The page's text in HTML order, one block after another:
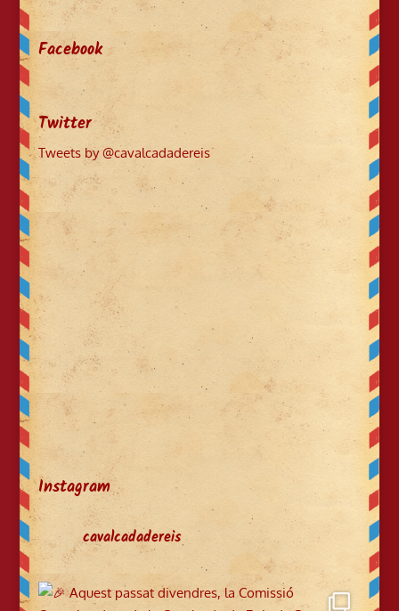
Facebook
Twitter
Tweets by @cavalcadadereis
Instagram
cavalcadadereis